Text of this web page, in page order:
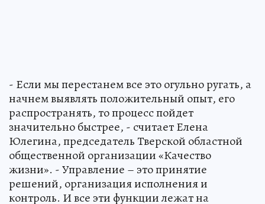
- Если мы перестанем все это огульно ругать, а
начнем выявлять положительный опыт, его
распространять, то процесс пойдет
значительно быстрее, - считает Елена
Юлегина, председатель Тверской областной
общественной организации «Качество
жизни». - Управление – это принятие
решений, организация исполнения и
контроль. И все эти функции лежат на